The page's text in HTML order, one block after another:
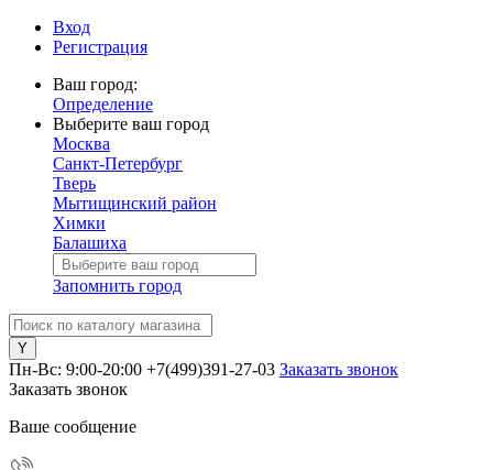
Вход
Регистрация
Ваш город:
Определение
Выберите ваш город
Москва
Санкт-Петербург
Тверь
Мытищинский район
Химки
Балашиха
Запомнить город
Пн-Вс: 9:00-20:00 +7(499)391-27-03 Заказать звонок
Заказать звонок
Ваше сообщение